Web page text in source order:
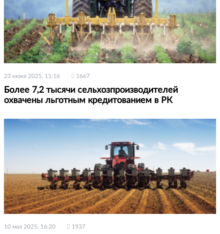
23 июня 2025, 11:16 1667
Более 7,2 тысячи сельхозпроизводителей
охвачены льготным кредитованием в РК
10 мая 2025, 16:20 1937